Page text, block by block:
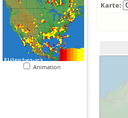
Animation
Karte: